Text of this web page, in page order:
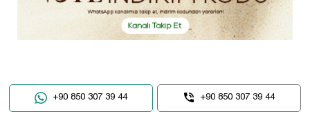
+90 850 307 39 44 +90 850 307 39 44